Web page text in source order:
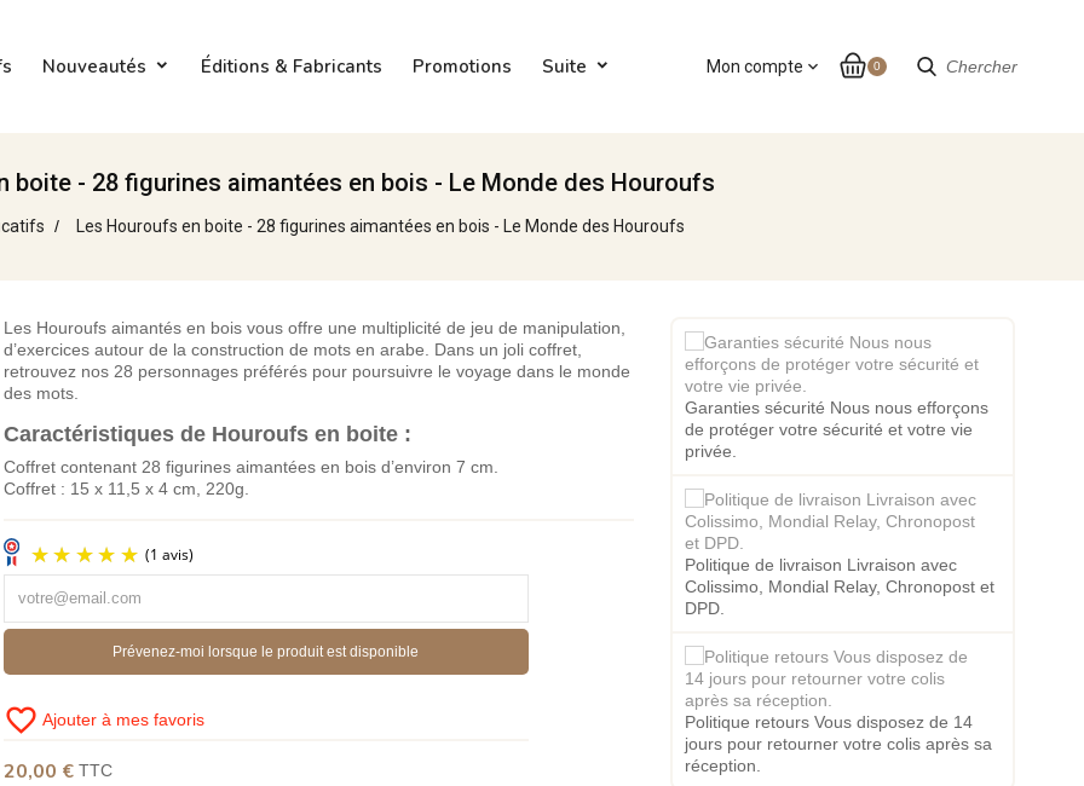
Chercher
Nouveautés Éditions & Fabricants Promotions Suite 0
Mon compte expand_more
boite - 28 figurines aimantées en bois - Le Monde des Houroufs
Les Houroufs en boite - 28 figurines aimantées en bois - Le Monde des Houroufs
Les Houroufs aimantés en bois vous offre une multiplicité de jeu de manipulation,
d’exercices autour de la construction de mots en arabe. Dans un joli coffret,
retrouvez nos 28 personnages préférés pour poursuivre le voyage dans le monde
des mots.
Caractéristiques de Houroufs en boite :
Coffret contenant 28 figurines aimantées en bois d’environ 7 cm.
Coffret : 15 x 11,5 x 4 cm, 220g.
(1 avis)
Prévenez-moi lorsque le produit est disponible
favorite_border Ajouter à mes favoris
20,00 €TTC
Garanties sécurité Nous nous efforçons
de protéger votre sécurité et votre vie
privée.
Politique de livraison Livraison avec
Colissimo, Mondial Relay, Chronopost et
DPD.
Politique retours Vous disposez de 14
jours pour retourner votre colis après sa
réception.